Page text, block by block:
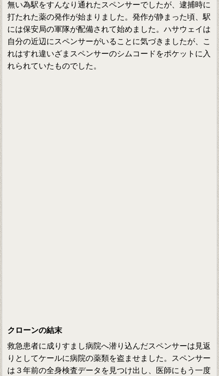
無い為駅をすんなり通れたスペンサーでしたが、逮捕時に
打たれた薬の発作が始まりました。発作が静まった頃、駅
には保安局の軍隊が配備されて始めました。ハサウェイは
自分の近辺にスペンサーがいることに気づきましたが、こ
れはすれ違いざまスペンサーのシムコードをポケットに入
れられていたものでした。
クローンの結末
救急患者に成りすまし病院へ潜り込んだスペンサーは見返
りとしてケールに病院の薬類を盗ませました。スペンサー
は３年前の全身検査データを見つけ出し、医師にもう一度